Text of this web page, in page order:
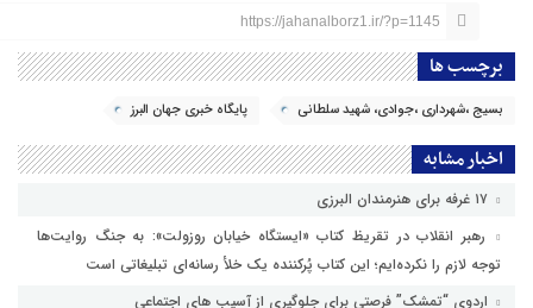
https://jahanalborz1.ir/?p=1145
برچسب ها
بسیج ،شهرداری ،جوادی، شهید سلطانی پایگاه خبری جهان البرز
اخبار مشابه
رهبر انقلاب در تقریظ کتاب «ایستگاه خیابان روزولت»: به جنگ روایت‌ها
توجه لازم را نکرده‌ایم؛ این کتاب پُرکننده‌ یک خلأ رسانه‌ای تبلیغاتی است
اردوی “تمشک” فرصتی برای جلوگیری از آسیب های اجتماعی